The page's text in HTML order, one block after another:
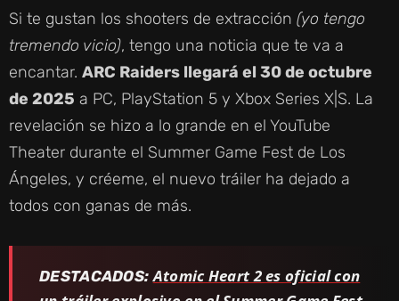
Si te gustan los shooters de extracción (yo tengo
tremendo vicio), tengo una noticia que te va a
encantar. ARC Raiders llegará el 30 de octubre
de 2025 a PC, PlayStation 5 y Xbox Series X|S. La
revelación se hizo a lo grande en el YouTube
Theater durante el Summer Game Fest de Los
Ángeles, y créeme, el nuevo tráiler ha dejado a
todos con ganas de más.
DESTACADOS:Atomic Heart 2 es oficial con